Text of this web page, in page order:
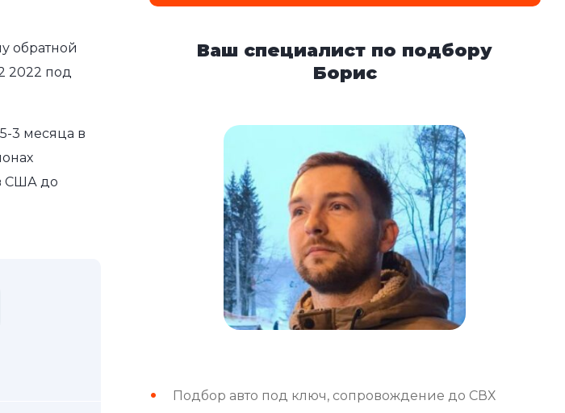
обратной
2022 под
3 месяца в
США до
Ваш специалист по подбору
Борис
Подбор авто под ключ, сопровождение до СВХ